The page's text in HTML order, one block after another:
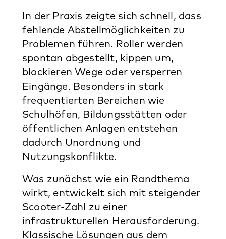
In der Praxis zeigte sich schnell, dass
fehlende Abstellmöglichkeiten zu
Problemen führen. Roller werden
spontan abgestellt, kippen um,
blockieren Wege oder versperren
Eingänge. Besonders in stark
frequentierten Bereichen wie
Schulhöfen, Bildungsstätten oder
öffentlichen Anlagen entstehen
dadurch Unordnung und
Nutzungskonflikte.
Was zunächst wie ein Randthema
wirkt, entwickelt sich mit steigender
Scooter-Zahl zu einer
infrastrukturellen Herausforderung.
Klassische Lösungen aus dem